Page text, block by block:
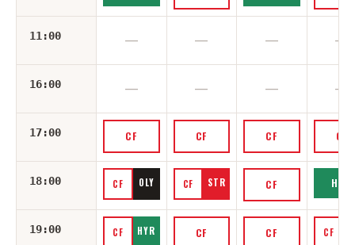
11:00 — — — —
16:00 — — — —
17:00 CF CF CF CF
18:00 CF OLY CF STR CF HYR
19:00 CF HYR CF CF CF